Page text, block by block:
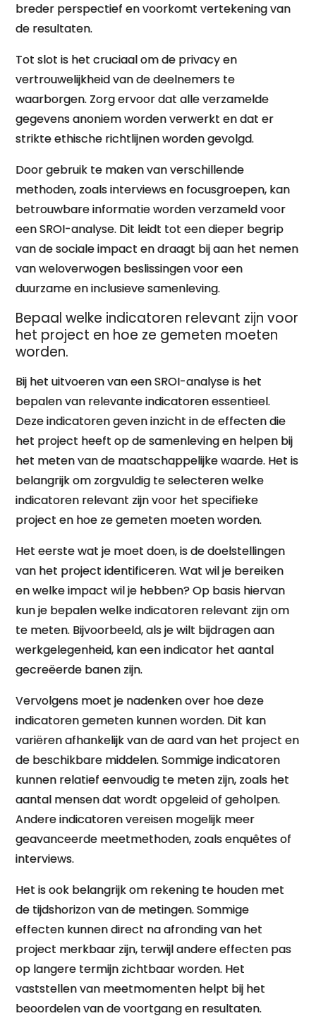
breder perspectief en voorkomt vertekening van
de resultaten.
Tot slot is het cruciaal om de privacy en
vertrouwelijkheid van de deelnemers te
waarborgen. Zorg ervoor dat alle verzamelde
gegevens anoniem worden verwerkt en dat er
strikte ethische richtlijnen worden gevolgd.
Door gebruik te maken van verschillende
methoden, zoals interviews en focusgroepen, kan
betrouwbare informatie worden verzameld voor
een SROI-analyse. Dit leidt tot een dieper begrip
van de sociale impact en draagt bij aan het nemen
van weloverwogen beslissingen voor een
duurzame en inclusieve samenleving.
Bepaal welke indicatoren relevant zijn voor
het project en hoe ze gemeten moeten
worden.
Bij het uitvoeren van een SROI-analyse is het
bepalen van relevante indicatoren essentieel.
Deze indicatoren geven inzicht in de effecten die
het project heeft op de samenleving en helpen bij
het meten van de maatschappelijke waarde. Het is
belangrijk om zorgvuldig te selecteren welke
indicatoren relevant zijn voor het specifieke
project en hoe ze gemeten moeten worden.
Het eerste wat je moet doen, is de doelstellingen
van het project identificeren. Wat wil je bereiken
en welke impact wil je hebben? Op basis hiervan
kun je bepalen welke indicatoren relevant zijn om
te meten. Bijvoorbeeld, als je wilt bijdragen aan
werkgelegenheid, kan een indicator het aantal
gecreëerde banen zijn.
Vervolgens moet je nadenken over hoe deze
indicatoren gemeten kunnen worden. Dit kan
variëren afhankelijk van de aard van het project en
de beschikbare middelen. Sommige indicatoren
kunnen relatief eenvoudig te meten zijn, zoals het
aantal mensen dat wordt opgeleid of geholpen.
Andere indicatoren vereisen mogelijk meer
geavanceerde meetmethoden, zoals enquêtes of
interviews.
Het is ook belangrijk om rekening te houden met
de tijdshorizon van de metingen. Sommige
effecten kunnen direct na afronding van het
project merkbaar zijn, terwijl andere effecten pas
op langere termijn zichtbaar worden. Het
vaststellen van meetmomenten helpt bij het
beoordelen van de voortgang en resultaten.